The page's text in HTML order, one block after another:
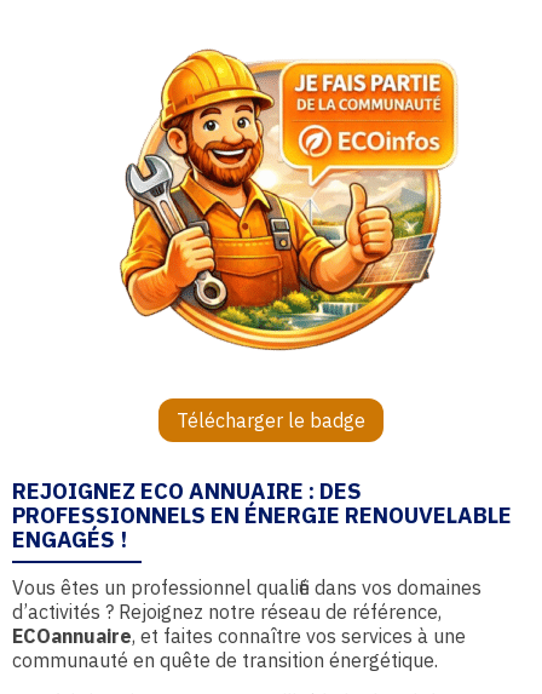
Télécharger le badge
REJOIGNEZ ECO ANNUAIRE : DES
PROFESSIONNELS EN ÉNERGIE RENOUVELABLE
ENGAGÉS !
Vous êtes un professionnel qualifié dans vos domaines
d’activités ? Rejoignez notre réseau de référence,
ECOannuaire, et faites connaître vos services à une
communauté en quête de transition énergétique.